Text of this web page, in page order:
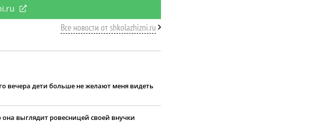
Все новости от shkolazhizni.ru
вечера дети больше не желают меня видеть
выглядит ровесницей своей внучки